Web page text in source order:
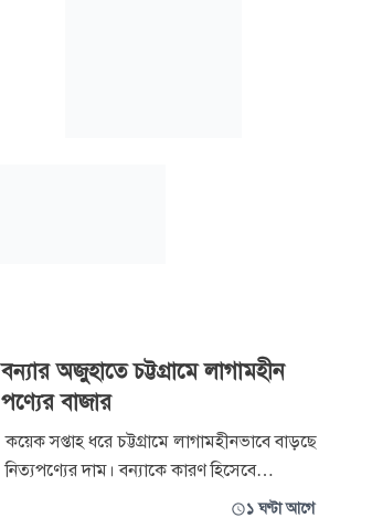
বন্যার অজুহাতে চট্টগ্রামে লাগামহীন
পণ্যের বাজার
কয়েক সপ্তাহ ধরে চট্টগ্রামে লাগামহীনভাবে বাড়ছে
নিত্যপণ্যের দাম। বন্যাকে কারণ হিসেবে
দেখালেও সবজি থেকে শুরু করে মাছ, মাংস, ডিম
১ ঘণ্টা আগে